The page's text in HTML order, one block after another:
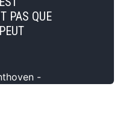
PAS QUE
-